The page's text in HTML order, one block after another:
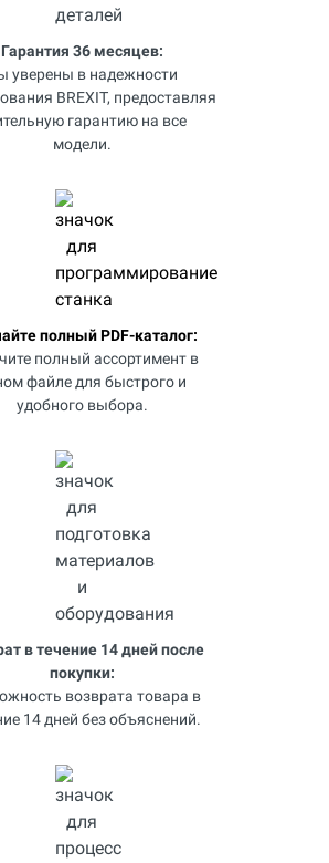
Гарантия 36 месяцев:
уверены в надежности
BREXIT, предоставляя
гарантию на все
модели.
полный PDF-каталог:
полный ассортимент в
файле для быстрого и
удобного выбора.
в течение 14 дней после
покупки:
возврата товара в
14 дней без объяснений.